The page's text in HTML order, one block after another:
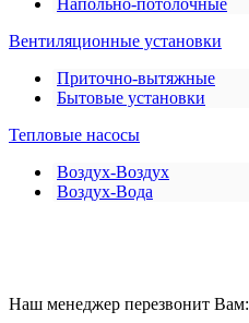
Напольно-потолочные
Вентиляционные установки
Приточно-вытяжные
Бытовые установки
Тепловые насосы
Воздух-Воздух
Воздух-Вода
Наш менеджер перезвонит Вам: